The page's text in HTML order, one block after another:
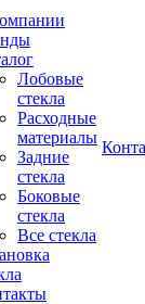
Лобовые
стекла
Расходные
материалы
Задние
стекла
Боковые
стекла
Все стекла